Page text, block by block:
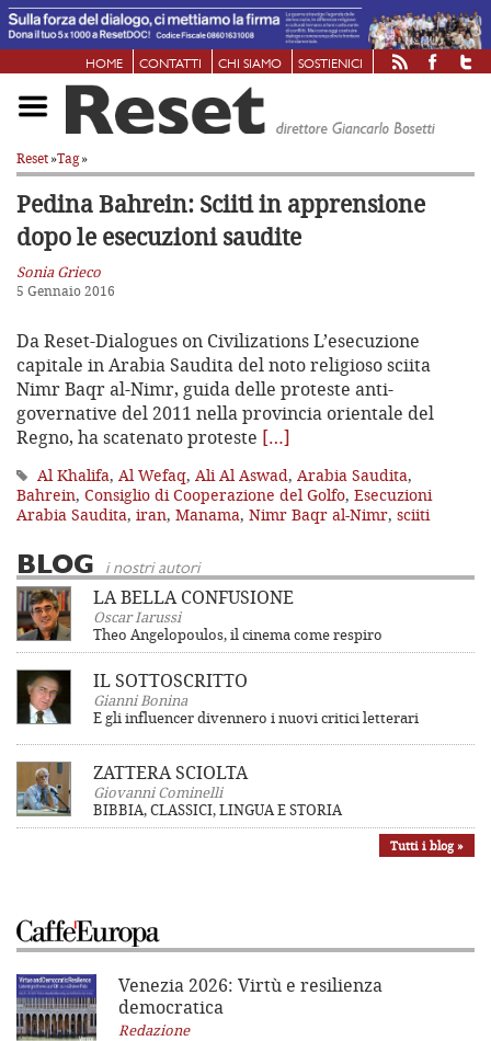
HOME CONTATTI CHI SIAMO SOSTIENICI
Reset»Tag»
Pedina Bahrein: Sciiti in apprensione
dopo le esecuzioni saudite
Sonia Grieco
5 Gennaio 2016
Da Reset-Dialogues on Civilizations L’esecuzione
capitale in Arabia Saudita del noto religioso sciita
Nimr Baqr al-Nimr, guida delle proteste anti-
governative del 2011 nella provincia orientale del
Regno, ha scatenato proteste […]
Al Khalifa, Al Wefaq, Ali Al Aswad, Arabia Saudita,
Bahrein, Consiglio di Cooperazione del Golfo, Esecuzioni
Arabia Saudita, iran, Manama, Nimr Baqr al-Nimr, sciiti
BLOG i nostri autori
LA BELLA CONFUSIONE
Oscar Iarussi
Theo Angelopoulos, il cinema come respiro
IL SOTTOSCRITTO
Gianni Bonina
E gli influencer divennero i nuovi critici letterari
ZATTERA SCIOLTA
Giovanni Cominelli
BIBBIA, CLASSICI, LINGUA E STORIA
Tutti i blog »
Venezia 2026: Virtù e resilienza
democratica
Redazione